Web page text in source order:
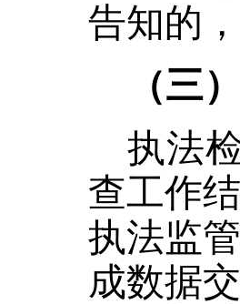
告知的
（三
执法
查工作
执法监
成数据